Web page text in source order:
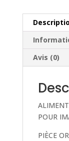
A2116
Avis (0)
POUR
PIÈCE